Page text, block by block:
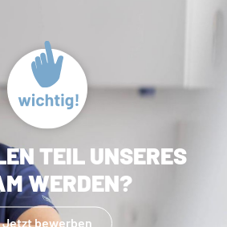
TEIL UNSERES
WERDEN?
Jetzt bewerben